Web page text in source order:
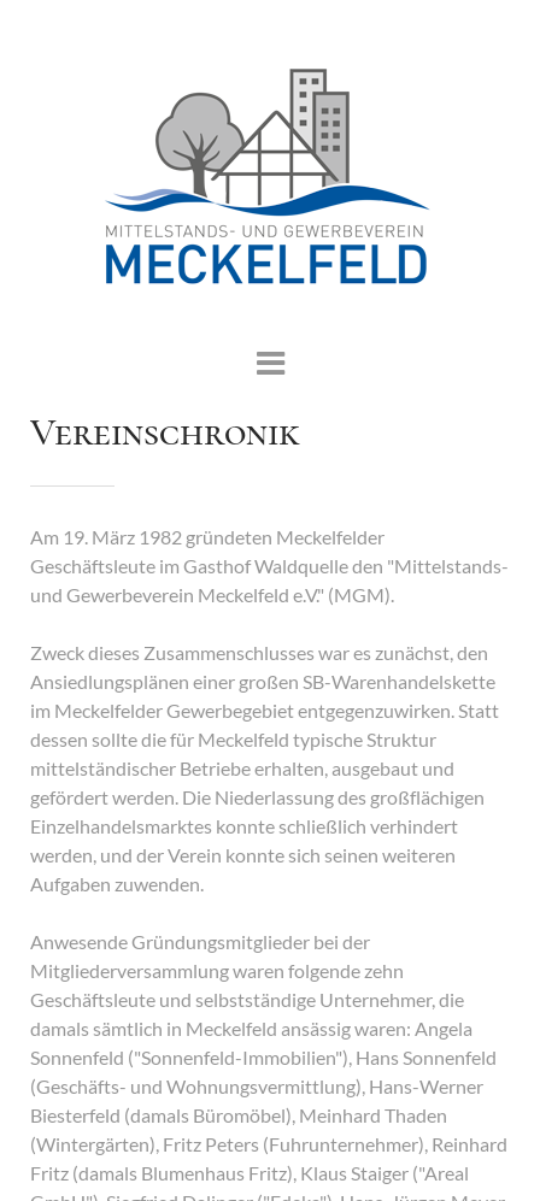
Vereinschronik
Am 19. März 1982 gründeten Meckelfelder
Geschäftsleute im Gasthof Waldquelle den "Mittelstands-
und Gewerbeverein Meckelfeld e.V." (MGM).
Zweck dieses Zusammenschlusses war es zunächst, den
Ansiedlungsplänen einer großen SB-Warenhandelskette
im Meckelfelder Gewerbegebiet entgegenzuwirken. Statt
dessen sollte die für Meckelfeld typische Struktur
mittelständischer Betriebe erhalten, ausgebaut und
gefördert werden. Die Niederlassung des großflächigen
Einzelhandelsmarktes konnte schließlich verhindert
werden, und der Verein konnte sich seinen weiteren
Aufgaben zuwenden.
Anwesende Gründungsmitglieder bei der
Mitgliederversammlung waren folgende zehn
Geschäftsleute und selbstständige Unternehmer, die
damals sämtlich in Meckelfeld ansässig waren: Angela
Sonnenfeld ("Sonnenfeld-Immobilien"), Hans Sonnenfeld
(Geschäfts- und Wohnungsvermittlung), Hans-Werner
Biesterfeld (damals Büromöbel), Meinhard Thaden
(Wintergärten), Fritz Peters (Fuhrunternehmer), Reinhard
Fritz (damals Blumenhaus Fritz), Klaus Staiger ("Areal